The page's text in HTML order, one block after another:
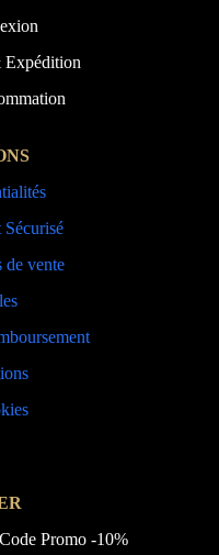
Expédition
Sécurisé
de vente
Promo -10%